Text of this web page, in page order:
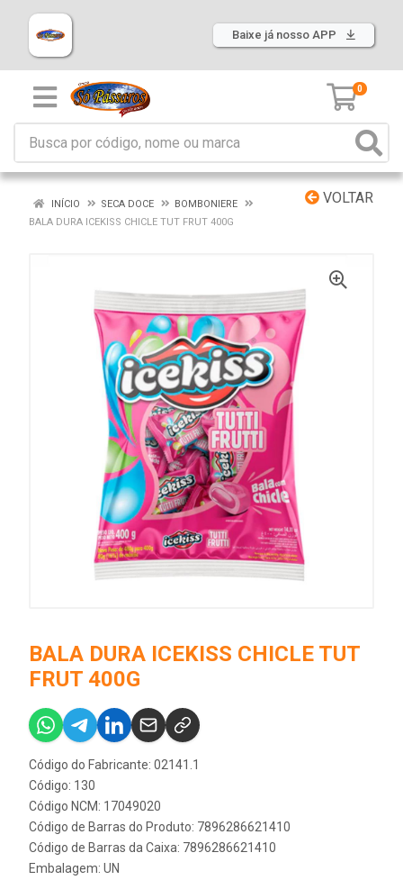
Baixe já nosso APP
0
VOLTAR
INÍCIO SECA DOCE
BOMBONIERE
BALA DURA ICEKISS CHICLE TUT FRUT 400G
BALA DURA ICEKISS CHICLE TUT
FRUT 400G
Código do Fabricante: 02141.1
Código: 130
Código NCM: 17049020
Código de Barras do Produto: 7896286621410
Código de Barras da Caixa: 7896286621410
Embalagem: UN